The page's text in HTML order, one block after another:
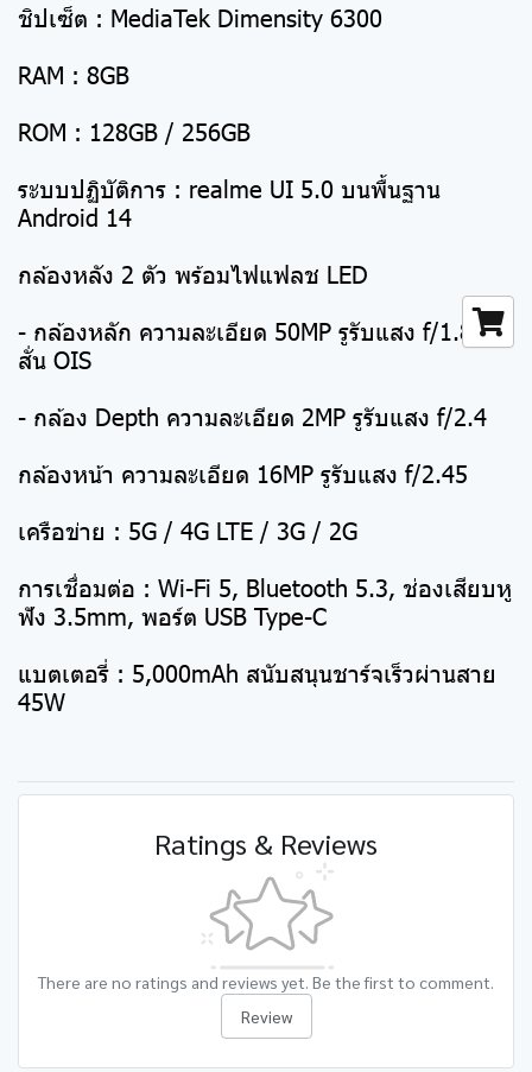
ชิปเซ็ต : MediaTek Dimensity 6300
RAM : 8GB
ROM : 128GB / 256GB
ระบบปฏิบัติการ : realme UI 5.0 บนพื้นฐาน
Android 14
กล้องหลัง 2 ตัว พร้อมไฟแฟลช LED
- กล้องหลัก ความละเอียด 50MP รูรับแสง f/1.8 กัน
สั่น OIS
- กล้อง Depth ความละเอียด 2MP รูรับแสง f/2.4
กล้องหน้า ความละเอียด 16MP รูรับแสง f/2.45
เครือข่าย : 5G / 4G LTE / 3G / 2G
การเชื่อมต่อ : Wi-Fi 5, Bluetooth 5.3, ช่องเสียบหู
ฟัง 3.5mm, พอร์ต USB Type-C
แบตเตอรี่ : 5,000mAh สนับสนุนชาร์จเร็วผ่านสาย
45W
Ratings & Reviews
There are no ratings and reviews yet. Be the first to comment.
Review